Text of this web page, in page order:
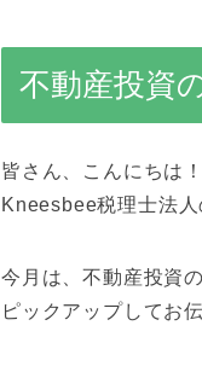
不動産投資
皆さん、こんにちは！
Kneesbee税理士法人
今月は、不動産投資
ピックアップしてお